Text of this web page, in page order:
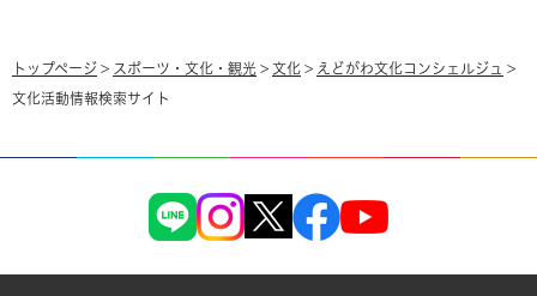
トップページ > スポーツ・文化・観光 > 文化 > えどがわ文化コンシェルジュ >
文化活動情報検索サイト